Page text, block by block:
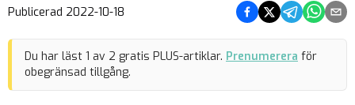
Publicerad 2022-10-18 Dela på Facebook
Dela på Twitter
Dela påDela på
Dela
Du har läst 1 av 2 gratis PLUS-artiklar. Prenumerera för
obegränsad tillgång.